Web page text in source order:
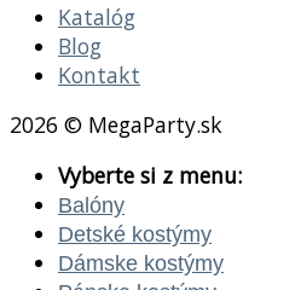
Katalóg
Blog
Kontakt
2026 © MegaParty.sk
Vyberte si z menu:
Balóny
Detské kostýmy
Dámske kostýmy